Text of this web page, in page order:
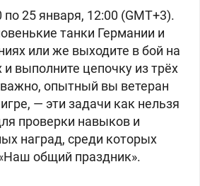
25 января, 12:00 (GMT+3).
танки Германии и
или же выходите в бой на
выполните цепочку из трёх
опытный вы ветеран
— эти задачи как нельзя
проверки навыков и
наград, среди которых
общий праздник».